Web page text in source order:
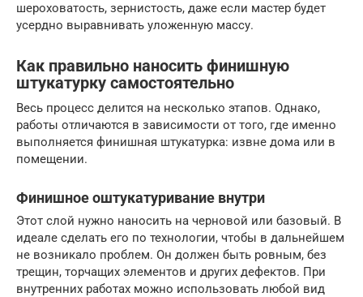
шероховатость, зернистость, даже если мастер будет
усердно выравнивать уложенную массу.
Как правильно наносить финишную
штукатурку самостоятельно
Весь процесс делится на несколько этапов. Однако,
работы отличаются в зависимости от того, где именно
выполняется финишная штукатурка: извне дома или в
помещении.
Финишное оштукатуривание внутри
Этот слой нужно наносить на черновой или базовый. В
идеале сделать его по технологии, чтобы в дальнейшем
не возникало проблем. Он должен быть ровным, без
трещин, торчащих элементов и других дефектов. При
внутренних работах можно использовать любой вид